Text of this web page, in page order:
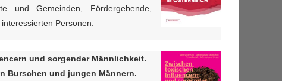
und Gemeinden, Fördergebende,
Personen.
und sorgender Männlichkeit.
Burschen und jungen Männern.